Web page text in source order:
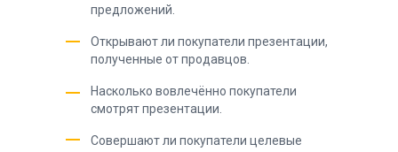
предложений.
Открывают ли покупатели презентации,
полученные от продавцов.
Насколько вовлечённо покупатели
смотрят презентации.
Совершают ли покупатели целевые